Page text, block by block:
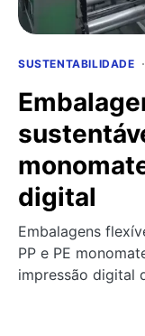
SUSTENTABILIDADE
digital
Embalagens
PP e PE
impressão digital